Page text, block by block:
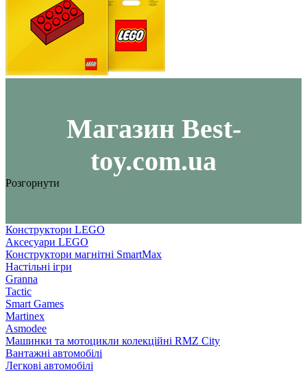
Maгазин Best-
toy.com.ua
Розгорнути
Конструктори LEGO
Аксесуари LEGO
Конструктори магнітні SmartMax
Настільні ігри
Granna
Tactic
Smart Games
Martinex
Asmodee
Машинки та мотоцикли колекційні RMZ City
Вантажні автомобілі
Легкові автомобілі